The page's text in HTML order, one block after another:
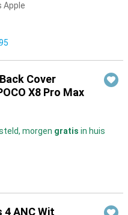
Apple
Cover
X8 Pro Max
morgen gratis in huis
4 ANC Wit